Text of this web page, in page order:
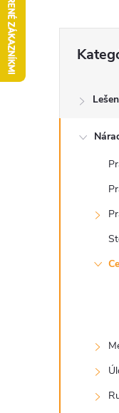
č
kategórie